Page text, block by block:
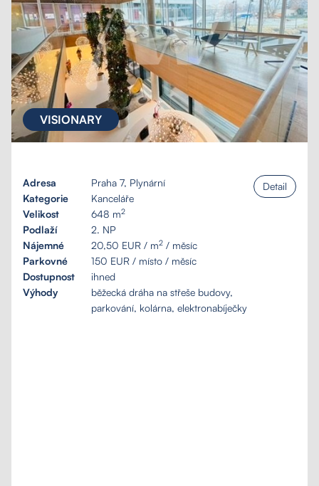
VISIONARY
Adresa
Praha 7, Plynární
Kategorie
Kanceláře
Velikost
648 m2
Podlaží
2. NP
Nájemné
20,50 EUR / m2 / měsíc
Parkovné
150 EUR / místo / měsíc
Dostupnost
ihned
Výhody
běžecká dráha na střeše budovy,
parkování, kolárna, elektronabíječky
Detail